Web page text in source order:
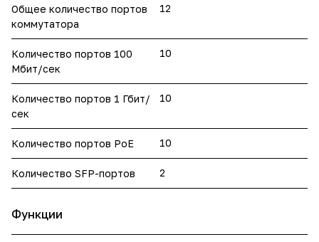
Общее количество портов
коммутатора
12
Количество портов 100
Мбит/сек
10
Количество портов 1 Гбит/
сек
10
Количество портов PoE 10
Количество SFP-портов 2
Функции